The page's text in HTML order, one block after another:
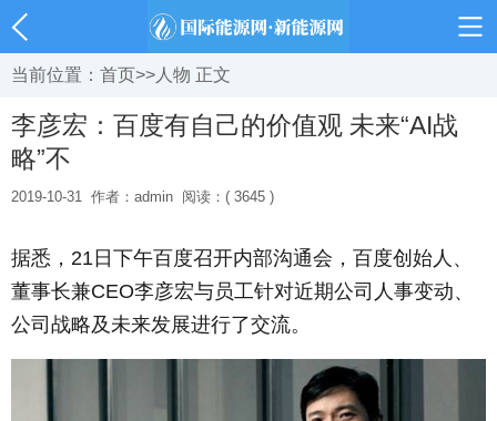
当前位置： 首页>> 人物 正文
李彦宏：百度有自己的价值观 未来“AI战
略”不
2019-10-31 作者：admin 阅读：( 3645 )
据悉，21日下午百度召开内部沟通会，百度创始人、
董事长兼CEO李彦宏与员工针对近期公司人事变动、
公司战略及未来发展进行了交流。